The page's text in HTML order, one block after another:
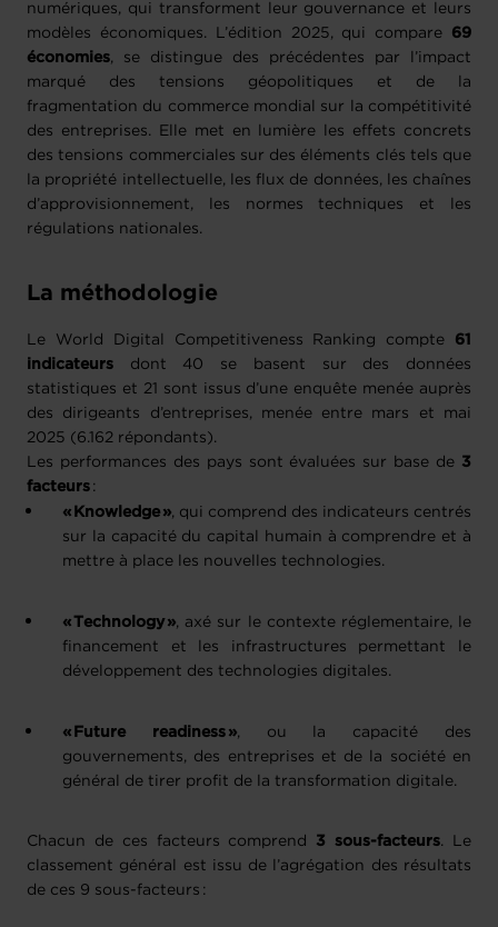
numériques, qui transforment leur gouvernance et leurs
modèles économiques. L’édition 2025, qui compare 69
économies, se distingue des précédentes par l’impact
marqué des tensions géopolitiques et de la
fragmentation du commerce mondial sur la compétitivité
des entreprises. Elle met en lumière les effets concrets
des tensions commerciales sur des éléments clés tels que
la propriété intellectuelle, les flux de données, les chaînes
d’approvisionnement, les normes techniques et les
régulations nationales.
La méthodologie
Le World Digital Competitiveness Ranking compte 61
indicateurs dont 40 se basent sur des données
statistiques et 21 sont issus d’une enquête menée auprès
des dirigeants d’entreprises, menée entre mars et mai
2025 (6.162 répondants).
Les performances des pays sont évaluées sur base de 3
facteurs :
« Knowledge », qui comprend des indicateurs centrés
sur la capacité du capital humain à comprendre et à
mettre à place les nouvelles technologies.
« Technology », axé sur le contexte réglementaire, le
financement et les infrastructures permettant le
développement des technologies digitales.
« Future readiness », ou la capacité des
gouvernements, des entreprises et de la société en
général de tirer profit de la transformation digitale.
Chacun de ces facteurs comprend 3 sous-facteurs. Le
classement général est issu de l’agrégation des résultats
de ces 9 sous-facteurs :